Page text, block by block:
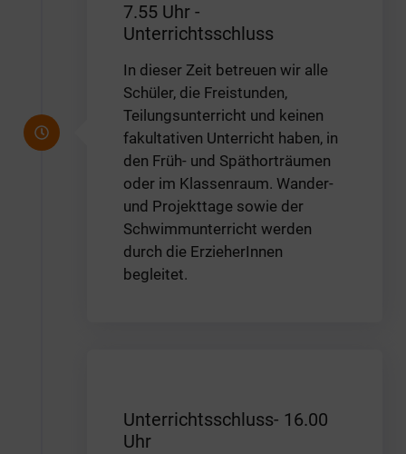
7.55 Uhr -
Unterrichtsschluss
In dieser Zeit betreuen wir alle
Schüler, die Freistunden,
Teilungsunterricht und keinen
fakultativen Unterricht haben, in
den Früh- und Späthorträumen
oder im Klassenraum. Wander-
und Projekttage sowie der
Schwimmunterricht werden
durch die ErzieherInnen
begleitet.
Unterrichtsschluss- 16.00
Uhr